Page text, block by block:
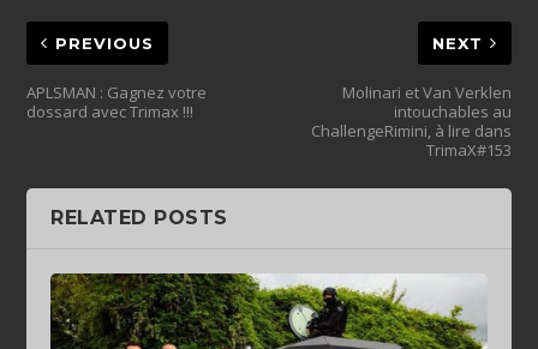
PREVIOUS
APLSMAN : Gagnez votre
dossard avec Trimax !!!
NEXT
Molinari et Van Verklen
intouchables au
ChallengeRimini, à lire dans
TrimaX#153
RELATED POSTS